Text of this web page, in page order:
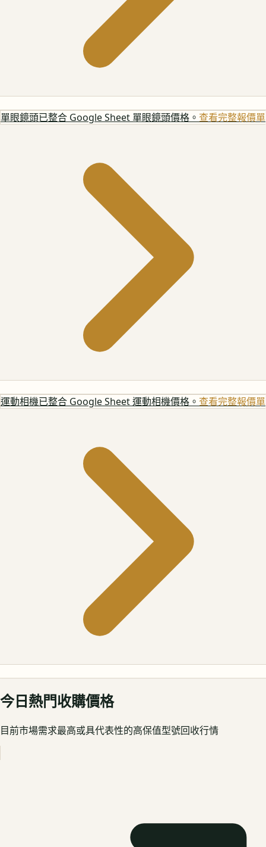
單眼鏡頭已整合 Google Sheet 單眼鏡頭價格。 查看完整報價單
運動相機已整合 Google Sheet 運動相機價格。 查看完整報價單
今日熱門收購價格
目前市場需求最高或具代表性的高保值型號回收行情